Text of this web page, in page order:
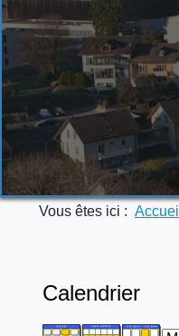
Vous êtes ici : Accueil
Calendrier